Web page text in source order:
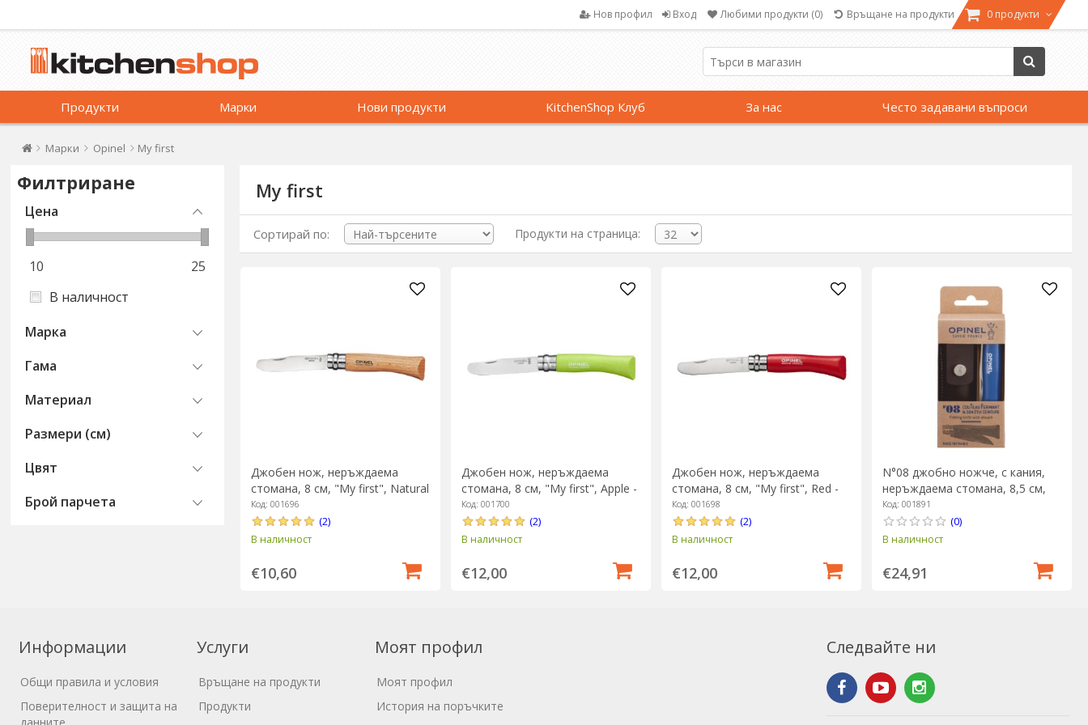
Нов профил Вход Любими продукти (0) Връщане на продукти 0 продукти
Продукти Марки Нови продукти KitchenShop Клуб За нас Често задавани въпроси
Марки Opinel My first
Филтриране
Цена
10
25
В наличност
Марка
Гама
Материал
Размери (см)
Цвят
Брой парчета
My first
Сортирай по: Продукти на страница:
Джобен нож, неръждаема
стомана, 8 см, "My first", Natural
- Opinel
Код: 001696
(2)
В наличност
€10,60
Джобен нож, неръждаема
стомана, 8 см, "My first", Apple -
Opinel
Код: 001700
(2)
В наличност
€12,00
Джобен нож, неръждаема
стомана, 8 см, "My first", Red -
Opinel
Код: 001698
(2)
В наличност
€12,00
N°08 джобно ножче, с кания,
неръждаема стомана, 8,5 см,
"My first", Blue - Opinel
Код: 001891
(0)
В наличност
€24,91
Информации
Общи правила и условия
Поверителност и защита на
Услуги
Връщане на продукти
Продукти
Моят профил
Моят профил
История на поръчките
Следвайте ни